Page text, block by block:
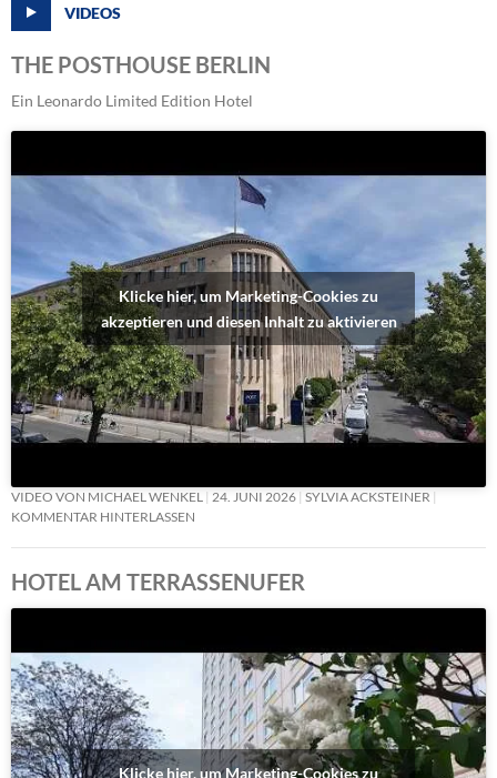
VIDEOS
THE POSTHOUSE BERLIN
Ein Leonardo Limited Edition Hotel
Klicke hier, um Marketing-Cookies zu
akzeptieren und diesen Inhalt zu aktivieren
VIDEO VON MICHAEL WENKEL 24. JUNI 2026 SYLVIA ACKSTEINER
KOMMENTAR HINTERLASSEN
HOTEL AM TERRASSENUFER
Klicke hier, um Marketing-Cookies zu